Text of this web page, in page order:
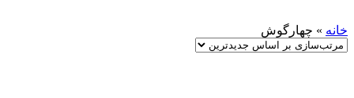
خانه » چهارگوش